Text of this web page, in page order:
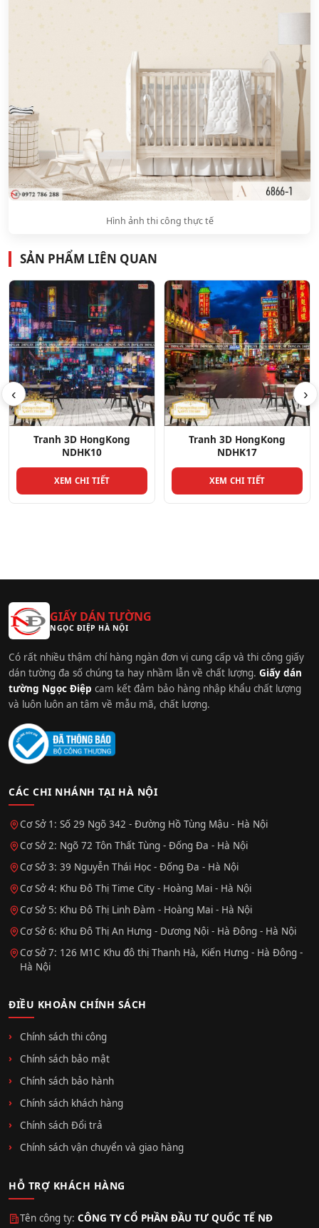
Hình ảnh thi công thực tế
SẢN PHẨM LIÊN QUAN
‹
Tranh 3D HongKong
NDHK17
XEM CHI TIẾT
Tranh 3D HongKong
NDHK14
XEM CHI TIẾT
›
GIẤY DÁN TƯỜNG
NGỌC ĐIỆP HÀ NỘI
Có rất nhiều thậm chí hàng ngàn đơn vị cung cấp và thi công giấy
dán tường đa số chúng ta hay nhầm lẫn về chất lượng. Giấy dán
tường Ngọc Điệp cam kết đảm bảo hàng nhập khẩu chất lượng
và luôn luôn an tâm về mẫu mã, chất lượng.
CÁC CHI NHÁNH TẠI HÀ NỘI
Cơ Sở 1: Số 29 Ngõ 342 - Đường Hồ Tùng Mậu - Hà Nội
Cơ Sở 2: Ngõ 72 Tôn Thất Tùng - Đống Đa - Hà Nội
Cơ Sở 3: 39 Nguyễn Thái Học - Đống Đa - Hà Nội
Cơ Sở 4: Khu Đô Thị Time City - Hoàng Mai - Hà Nội
Cơ Sở 5: Khu Đô Thị Linh Đàm - Hoàng Mai - Hà Nội
Cơ Sở 6: Khu Đô Thị An Hưng - Dương Nội - Hà Đông - Hà Nội
Cơ Sở 7: 126 M1C Khu đô thị Thanh Hà, Kiến Hưng - Hà Đông -
Hà Nội
ĐIỀU KHOẢN CHÍNH SÁCH
Chính sách thi công
Chính sách bảo mật
Chính sách bảo hành
Chính sách khách hàng
Chính sách Đổi trả
Chính sách vận chuyển và giao hàng
HỖ TRỢ KHÁCH HÀNG
Tên công ty: CÔNG TY CỔ PHẦN ĐẦU TƯ QUỐC TẾ NĐ